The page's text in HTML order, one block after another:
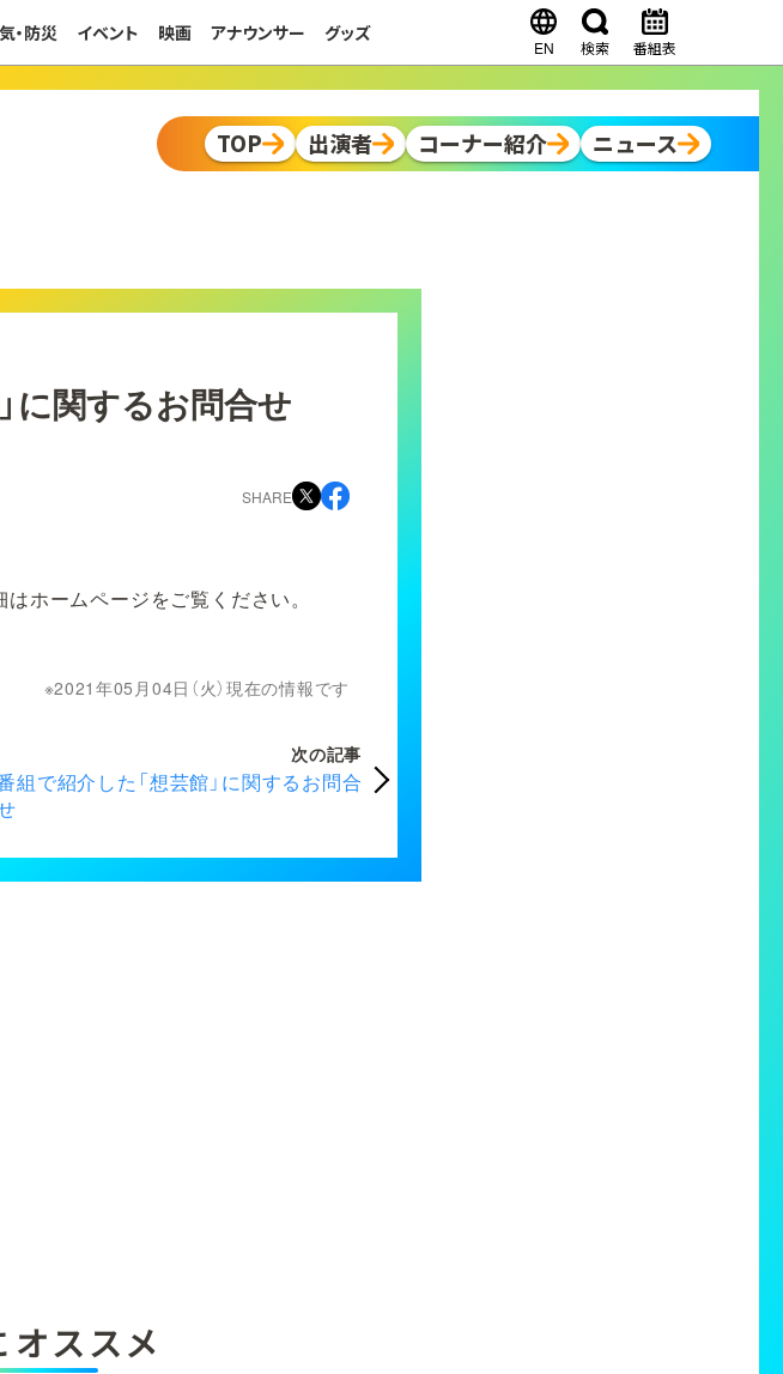
・防災 イベント 映画 アナウンサー グッズ
EN 検索 番組表
TOP 出演者 コーナー紹介 ニュース
に関するお問合せ
SHARE
ホームページをご覧ください。
2021年05月04日（火）現在の情報です
次の記事
組で紹介した「想芸館」に関するお問合
ススメ